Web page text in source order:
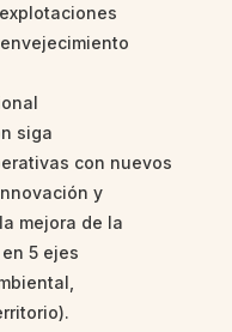
siga
con nuevos
y
mejora de la
5 ejes